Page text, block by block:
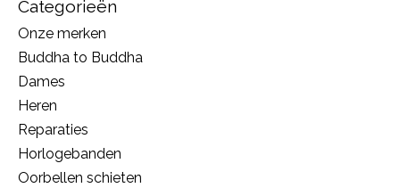
Categorieën
Onze merken
Buddha to Buddha
Dames
Heren
Reparaties
Horlogebanden
Oorbellen schieten